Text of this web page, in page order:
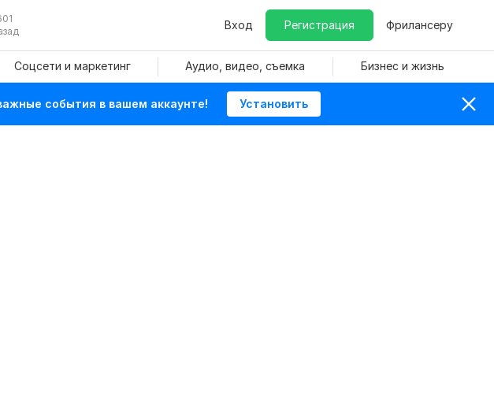
Вход Регистрация Фрилансеру
Соцсети и маркетинг Аудио, видео, съемка Бизнес и жизнь
события в вашем аккаунте! Установить